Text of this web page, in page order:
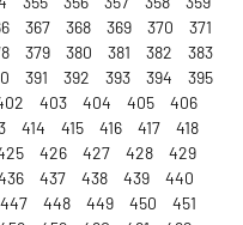
367 368 369 370
371
379 380 381 382
383
391 392 393 394
395
403 404 405
406
414 415 416 417
418
426 427 428
429
437 438 439
440
447 448 449 450
451